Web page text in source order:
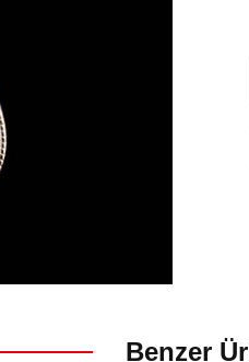
Benzer